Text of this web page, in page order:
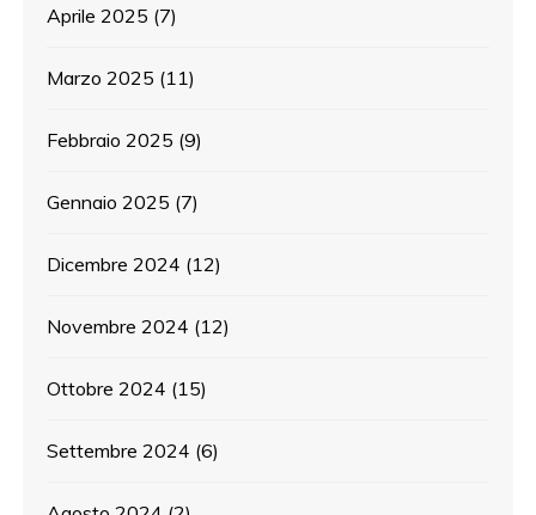
Aprile 2025 (7)
Marzo 2025 (11)
Febbraio 2025 (9)
Gennaio 2025 (7)
Dicembre 2024 (12)
Novembre 2024 (12)
Ottobre 2024 (15)
Settembre 2024 (6)